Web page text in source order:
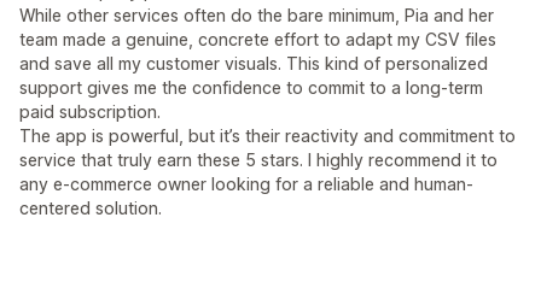
While other services often do the bare minimum, Pia and her
team made a genuine, concrete effort to adapt my CSV files
and save all my customer visuals. This kind of personalized
support gives me the confidence to commit to a long-term
paid subscription.
The app is powerful, but it’s their reactivity and commitment to
service that truly earn these 5 stars. I highly recommend it to
any e-commerce owner looking for a reliable and human-
centered solution.